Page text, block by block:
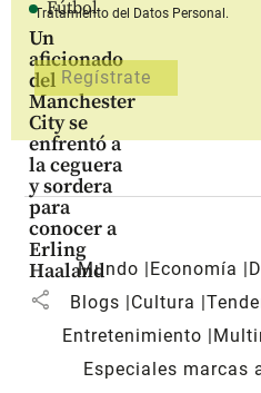
Fútbol
Un
aficionado
del
Manchester
City se
enfrentó a
la ceguera
y sordera
para
conocer a
Erling
Haaland
share
Tratamiento del Datos Personal.
Mundo Economía
Blogs
Cultura
Entretenimiento
Especiales marcas